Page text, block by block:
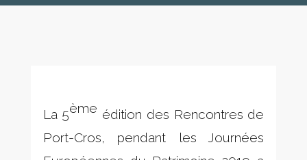
La 5ème édition des Rencontres de
Port-Cros, pendant les Journées